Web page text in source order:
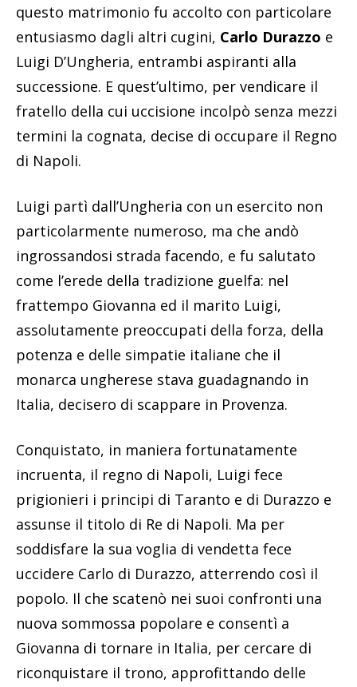
questo matrimonio fu accolto con particolare
entusiasmo dagli altri cugini, Carlo Durazzo e
Luigi D’Ungheria, entrambi aspiranti alla
successione. E quest’ultimo, per vendicare il
fratello della cui uccisione incolpò senza mezzi
termini la cognata, decise di occupare il Regno
di Napoli.
Luigi partì dall’Ungheria con un esercito non
particolarmente numeroso, ma che andò
ingrossandosi strada facendo, e fu salutato
come l’erede della tradizione guelfa: nel
frattempo Giovanna ed il marito Luigi,
assolutamente preoccupati della forza, della
potenza e delle simpatie italiane che il
monarca ungherese stava guadagnando in
Italia, decisero di scappare in Provenza.
Conquistato, in maniera fortunatamente
incruenta, il regno di Napoli, Luigi fece
prigionieri i principi di Taranto e di Durazzo e
assunse il titolo di Re di Napoli. Ma per
soddisfare la sua voglia di vendetta fece
uccidere Carlo di Durazzo, atterrendo così il
popolo. Il che scatenò nei suoi confronti una
nuova sommossa popolare e consentì a
Giovanna di tornare in Italia, per cercare di
riconquistare il trono, approfittando delle